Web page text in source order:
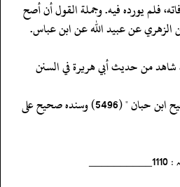
فلم يورده فيه. وجملة القول أن أصح
عن عبيد الله عن ابن عباس.
شاهد من حديث أبي هريرة في السنن
‏‏‏‏" الأدب المفرد " (1220) و " صحيح ابن حبان " (5496) وسنده صحيح على